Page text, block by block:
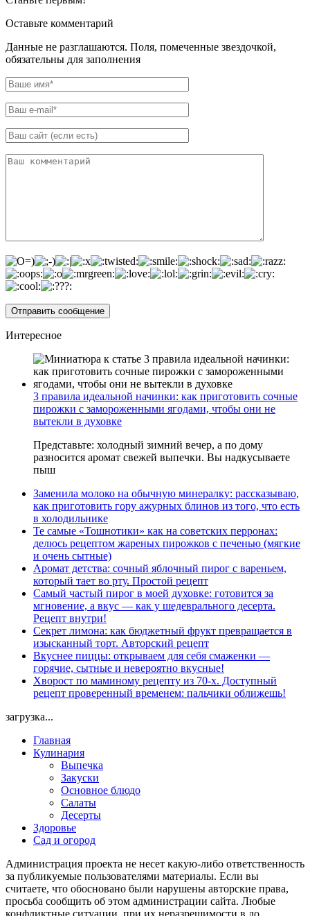
Оставьте комментарий
Данные не разглашаются. Поля, помеченные звездочкой,
обязательны для заполнения
Интересное
3 правила идеальной начинки: как приготовить сочные
пирожки с замороженными ягодами, чтобы они не
вытекли в духовке
Представьте: холодный зимний вечер, а по дому
разносится аромат свежей выпечки. Вы надкусываете
пыш
Заменила молоко на обычную минералку: рассказываю,
как приготовить гору ажурных блинов из того, что есть
в холодильнике
Те самые «Тошнотики» как на советских перронах:
делюсь рецептом жареных пирожков с печенью (мягкие
и очень сытные)
Аромат детства: сочный яблочный пирог с вареньем,
который тает во рту. Простой рецепт
Самый частый пирог в моей духовке: готовится за
мгновение, а вкус — как у шедеврального десерта.
Рецепт внутри!
Секрет лимона: как бюджетный фрукт превращается в
изысканный торт. Авторский рецепт
Вкуснее пиццы: открываем для себя смаженки —
горячие, сытные и невероятно вкусные!
Хворост по маминому рецепту из 70-х. Доступный
рецепт проверенный временем: пальчики оближешь!
загрузка...
Главная
Кулинария
Выпечка
Закуски
Основное блюдо
Салаты
Десерты
Здоровье
Сад и огород
Администрация проекта не несет какую-либо ответственность
за публикуемые пользователями материалы. Если вы
считаете, что обосновано были нарушены авторские права,
просьба сообщить об этом администрации сайта. Любые
конфликтные ситуации, при их неразрешимости в до